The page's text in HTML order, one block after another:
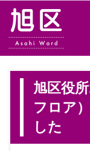
旭区役
フロア
した